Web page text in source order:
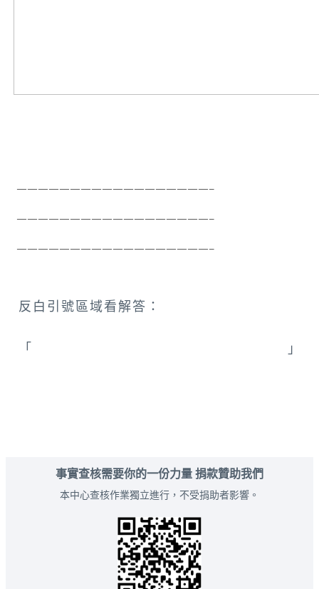
——————————————————–
——————————————————–
——————————————————–
反白引號區域看解答：
「 」
事實查核需要你的一份力量 捐款贊助我們
本中心查核作業獨立進行，不受捐助者影響。